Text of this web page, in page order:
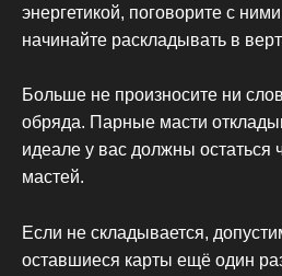
энергетикой, поговорите с
начинайте раскладывать в
Больше не произносите ни
обряда. Парные масти
идеале у вас должны остаться
мастей.
Если не складывается,
оставшиеся карты ещё один